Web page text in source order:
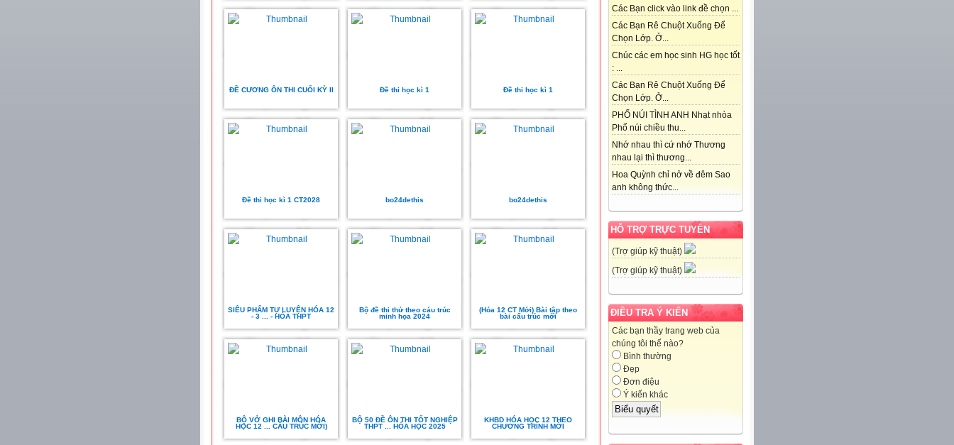
Các Bạn click vào link đề chọn ...
Các Bạn Rê Chuột Xuống Để
Chọn Lớp. Ở...
Chúc các em học sinh HG học tốt
: ...
Các Bạn Rê Chuột Xuống Để
Chọn Lớp. Ở...
PHỐ NÚI TÌNH ANH Nhạt nhòa
Phố núi chiều thu...
Nhớ nhau thì cứ nhớ Thương
nhau lại thì thương...
Hoa Quỳnh chỉ nở về đêm Sao
anh không thức...
HỖ TRỢ TRỰC TUYẾN
(Trợ giúp kỹ thuật)
(Trợ giúp kỹ thuật)
ĐIỀU TRA Ý KIẾN
Các bạn thầy trang web của
chúng tôi thế nào?
Bình thường
Đẹp
Đơn điệu
Ý kiến khác
ĐỀ CƯƠNG ÔN THI CUỐI KỲ II Đề thi học kì 1 Đề thi học kì 1
Đề thi học kì 1 CT2028 bo24dethis bo24dethis
SIÊU PHẨM TỰ LUYỆN HÓA 12
- 3 ... - HÓA THPT
Bộ đề thi thử theo cáu trúc
minh họa 2024
(Hóa 12 CT Mới) Bài tập theo
bài cấu trúc mới
BỘ VỞ GHI BÀI MÔN HÓA
HỌC 12 ... CẤU TRÚC MỚI)
BỘ 50 ĐỀ ÔN THI TỐT NGHIỆP
THPT ... HÓA HỌC 2025
KHBD HÓA HỌC 12 THEO
CHƯƠNG TRÌNH MỚI